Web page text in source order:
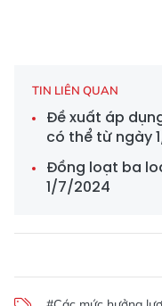
TIN LIÊN QUAN
Đề xuất áp
có thể từ ngày
Đồng loạt ba
1/7/2024